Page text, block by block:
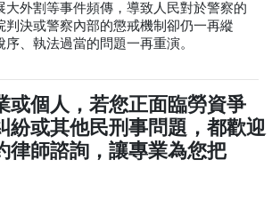
大外割等事件頻傳，導致人民對於警察的
判決或警察內部的懲戒機制卻仍一再縱
、執法過當的問題一再重演。
或個人，若您正面臨勞資爭
紛或其他民刑事問題，都歡迎
律師諮詢，讓專業為您把